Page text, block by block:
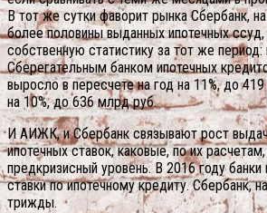
В тот же сутки фаворит рынка Сбербанк,
более половины выданных ипотечных
собственную статистику за тот же
Сберегательным банком ипотечных
выросло в пересчете на год на 11%, до
на 10%, до 636 млрд руб.
И АИЖК, и Сбербанк связывают рост
ипотечных ставок, каковые, по их
предкризисный уровень. В 2016 году
ставки по ипотечному кредиту.Сбербанк,
трижды.